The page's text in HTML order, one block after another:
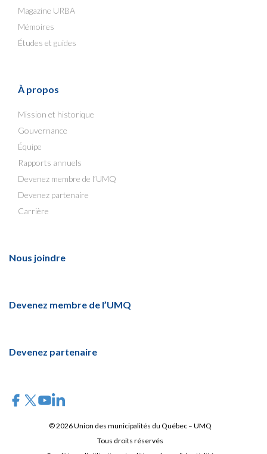
Magazine URBA
Mémoires
Études et guides
À propos
Mission et historique
Gouvernance
Équipe
Rapports annuels
Devenez membre de l’UMQ
Devenez partenaire
Carrière
Nous joindre
Devenez membre de l’UMQ
Devenez partenaire
© 2026 Union des municipalités du Québec – UMQ
Tous droits réservés